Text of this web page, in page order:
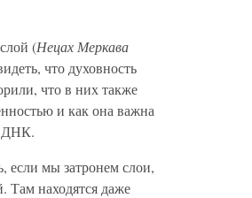
(Нецах Меркава
что духовность
что в них также
и как она важна
ДНК.
если мы затронем слои,
Там находятся даже